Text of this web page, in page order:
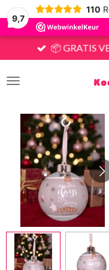
9,7
110
📦 GRATIS